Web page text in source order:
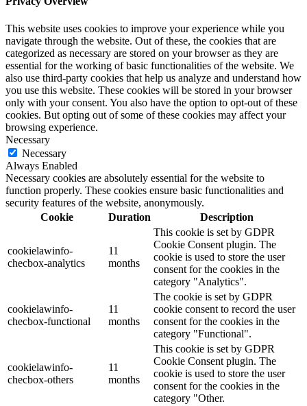
This website uses cookies to improve your experience while you
navigate through the website. Out of these, the cookies that are
categorized as necessary are stored on your browser as they are
essential for the working of basic functionalities of the website. We
also use third-party cookies that help us analyze and understand how
you use this website. These cookies will be stored in your browser
only with your consent. You also have the option to opt-out of these
cookies. But opting out of some of these cookies may affect your
browsing experience.
Necessary
Necessary
Always Enabled
Necessary cookies are absolutely essential for the website to
function properly. These cookies ensure basic functionalities and
security features of the website, anonymously.
Cookie
Duration Description
cookielawinfo-
checbox-analytics
11
months
This cookie is set by GDPR
Cookie Consent plugin. The
cookie is used to store the user
consent for the cookies in the
category "Analytics".
cookielawinfo-
checbox-functional
11
months
The cookie is set by GDPR
cookie consent to record the user
consent for the cookies in the
category "Functional".
cookielawinfo-
checbox-others
11
months
This cookie is set by GDPR
Cookie Consent plugin. The
cookie is used to store the user
consent for the cookies in the
category "Other.